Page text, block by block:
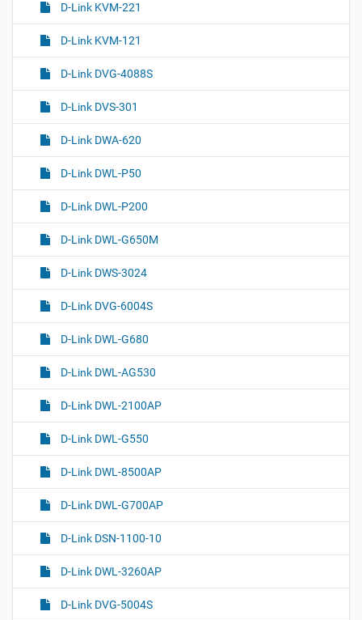
D-Link KVM-221
D-Link KVM-121
D-Link DVG-4088S
D-Link DVS-301
D-Link DWA-620
D-Link DWL-P50
D-Link DWL-P200
D-Link DWL-G650M
D-Link DWS-3024
D-Link DVG-6004S
D-Link DWL-G680
D-Link DWL-AG530
D-Link DWL-2100AP
D-Link DWL-G550
D-Link DWL-8500AP
D-Link DWL-G700AP
D-Link DSN-1100-10
D-Link DWL-3260AP
D-Link DVG-5004S